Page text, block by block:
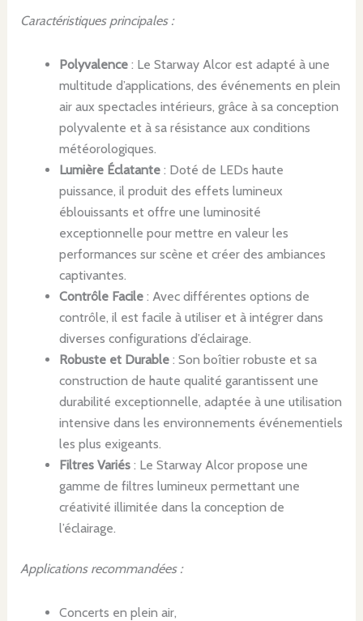
Caractéristiques principales :
Polyvalence: Le Starway Alcor est adapté à une
multitude d’applications, des événements en plein
air aux spectacles intérieurs, grâce à sa conception
polyvalente et à sa résistance aux conditions
météorologiques.
Lumière Éclatante: Doté de LEDs haute
puissance, il produit des effets lumineux
éblouissants et offre une luminosité
exceptionnelle pour mettre en valeur les
performances sur scène et créer des ambiances
captivantes.
Contrôle Facile: Avec différentes options de
contrôle, il est facile à utiliser et à intégrer dans
diverses configurations d’éclairage.
Robuste et Durable: Son boîtier robuste et sa
construction de haute qualité garantissent une
durabilité exceptionnelle, adaptée à une utilisation
intensive dans les environnements événementiels
les plus exigeants.
Filtres Variés: Le Starway Alcor propose une
gamme de filtres lumineux permettant une
créativité illimitée dans la conception de
l’éclairage.
Applications recommandées :
Concerts en plein air,